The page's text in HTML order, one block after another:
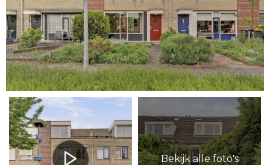
Bekijk alle foto's